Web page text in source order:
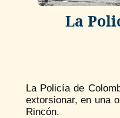
La
La Policía de
extorsionar, en una
Rincón.